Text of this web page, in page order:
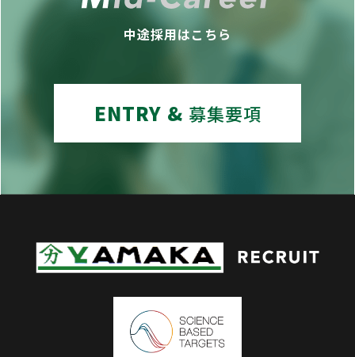
中途採用はこちら
ENTRY & 募集要項